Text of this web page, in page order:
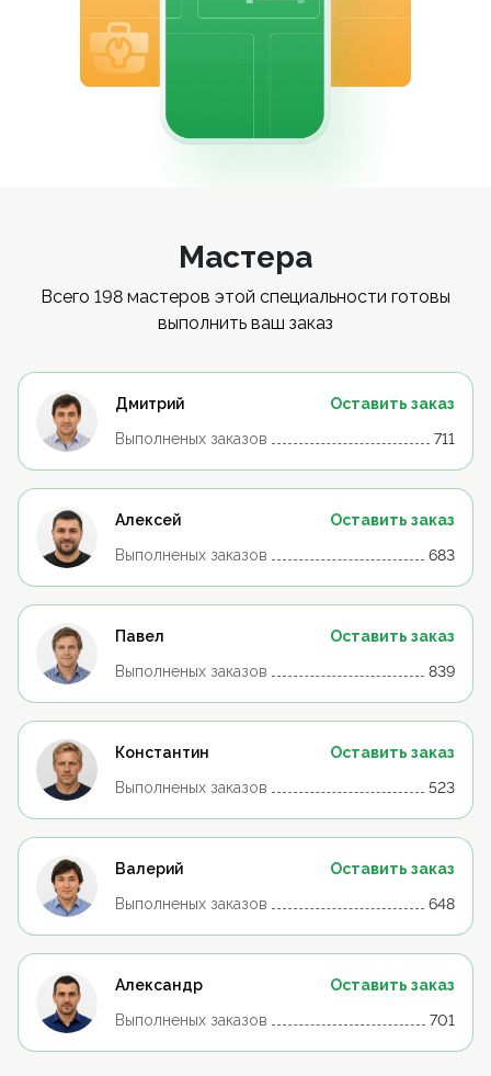
Мастера
Всего 198 мастеров этой специальности готовы
выполнить ваш заказ
Дмитрий
Оставить заказ
Выполненых заказов
711
Алексей
Оставить заказ
Выполненых заказов
683
Павел
Оставить заказ
Выполненых заказов
839
Константин
Оставить заказ
Выполненых заказов
523
Валерий
Оставить заказ
Выполненых заказов
648
Александр
Оставить заказ
Выполненых заказов
701